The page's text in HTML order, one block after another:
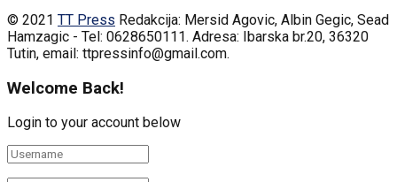
© 2021 TT Press Redakcija: Mersid Agovic, Albin Gegic, Sead
Hamzagic - Tel: 0628650111. Adresa: Ibarska br.20, 36320
Tutin, email: ttpressinfo@gmail.com.
Welcome Back!
Login to your account below